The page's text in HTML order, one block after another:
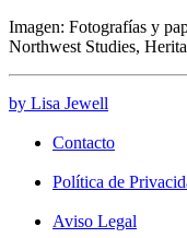
Imagen: Fotografías y
Northwest Studies,
by Lisa Jewell
Contacto
Política de
Aviso Legal